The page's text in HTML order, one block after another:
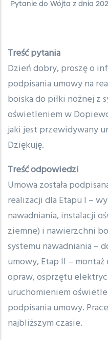
Pytanie do Wójta z dnia
Treść pytania
Dzień dobry, proszę o
podpisania umowy na
boiska do piłki nożnej z
oświetleniem w
jaki jest przewidywany
Dziękuję.
Treść odpowiedzi
Umowa została
realizacji dla Etapu I –
nawadniania, instalacji
ziemne) i nawierzchni
systemu nawadniania –
umowy, Etap II –
opraw, osprzętu
uruchomieniem
podpisania umowy.
najbliższym czasie.